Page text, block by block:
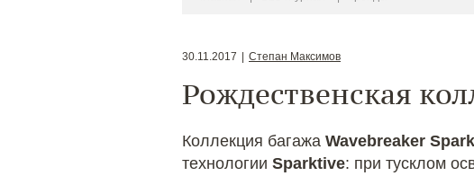
30.11.2017 Степан Максимов
Рождественская
Коллекция багажа Wavebreaker
технологии Sparktive: при тусклом